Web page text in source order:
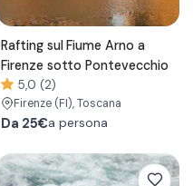
Rafting sul Fiume Arno a
Firenze sotto Pontevecchio
5,0 (2)
Firenze (FI), Toscana
Da 25€a persona